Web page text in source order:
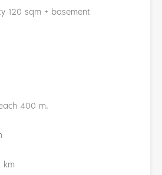
120 sqm + basement
400 m.
km